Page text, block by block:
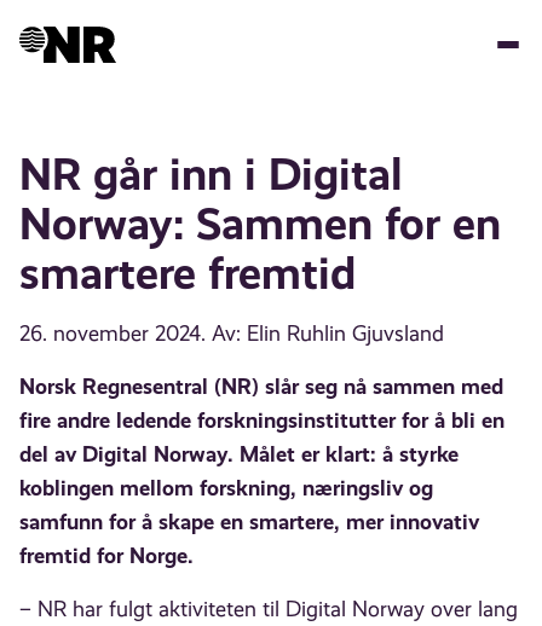
NR går inn i Digital
Norway: Sammen for en
smartere fremtid
26. november 2024. Av: Elin Ruhlin Gjuvsland
Norsk Regnesentral (NR) slår seg nå sammen med
fire andre ledende forskningsinstitutter for å bli en
del av Digital Norway. Målet er klart: å styrke
koblingen mellom forskning, næringsliv og
samfunn for å skape en smartere, mer innovativ
fremtid for Norge.
– NR har fulgt aktiviteten til Digital Norway over lang